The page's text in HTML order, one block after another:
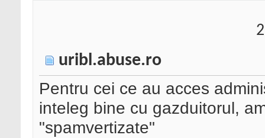
uribl.abuse.ro
Pentru cei ce au acces
inteleg bine cu gazduitorul,
"spamvertizate"